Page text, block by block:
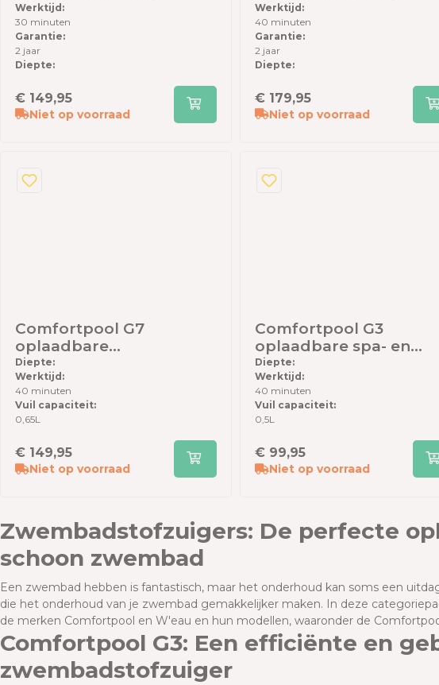
Werktijd:
30 minuten
Garantie:
2 jaar
Diepte:
€ 149,95
Niet op voorraad
Werktijd:
40 minuten
Garantie:
2 jaar
Diepte:
€ 179,95
Niet op voorraad
Comfortpool G7
oplaadbare
zwembadstofzuiger
Diepte:
Werktijd:
40 minuten
Vuil capaciteit:
0,65L
€ 149,95
Niet op voorraad
Comfortpool G3
oplaadbare spa- en
zwembadstofzuiger
Diepte:
Werktijd:
40 minuten
Vuil capaciteit:
0,5L
€ 99,95
Niet op voorraad
Zwembadstofzuigers: De perfecte
schoon zwembad
Een zwembad hebben is fantastisch, maar het onderhoud kan soms een
die het onderhoud van je zwembad gemakkelijker maken. In deze
de merken Comfortpool en W'eau en hun modellen, waaronder de
Comfortpool G3: Een efficiënte en
zwembadstofzuiger